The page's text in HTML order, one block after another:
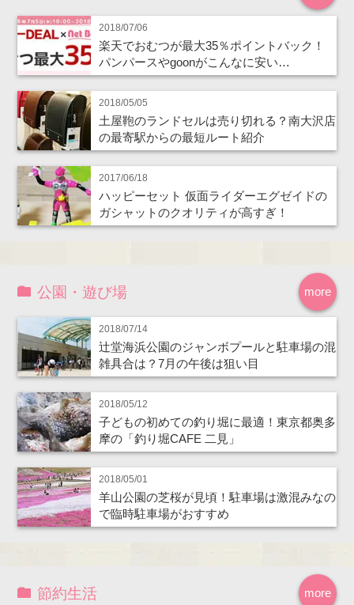
2018/07/06
楽天でおむつが最大35％ポイントバック！
パンパースやgoonがこんなに安い…
2018/05/05
土屋鞄のランドセルは売り切れる？南大沢店
の最寄駅からの最短ルート紹介
2017/06/18
ハッピーセット 仮面ライダーエグゼイドの
ガシャットのクオリティが高すぎ！
more
公園・遊び場
2018/07/14
辻堂海浜公園のジャンボプールと駐車場の混
雑具合は？7月の午後は狙い目
2018/05/12
子どもの初めての釣り堀に最適！東京都奥多
摩の「釣り堀CAFE 二見」
2018/05/01
羊山公園の芝桜が見頃！駐車場は激混みなの
で臨時駐車場がおすすめ
more
節約生活